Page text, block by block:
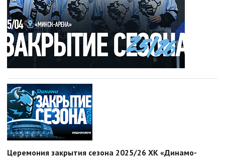
Церемония закрытия сезона 2025/26 ХК «Динамо-